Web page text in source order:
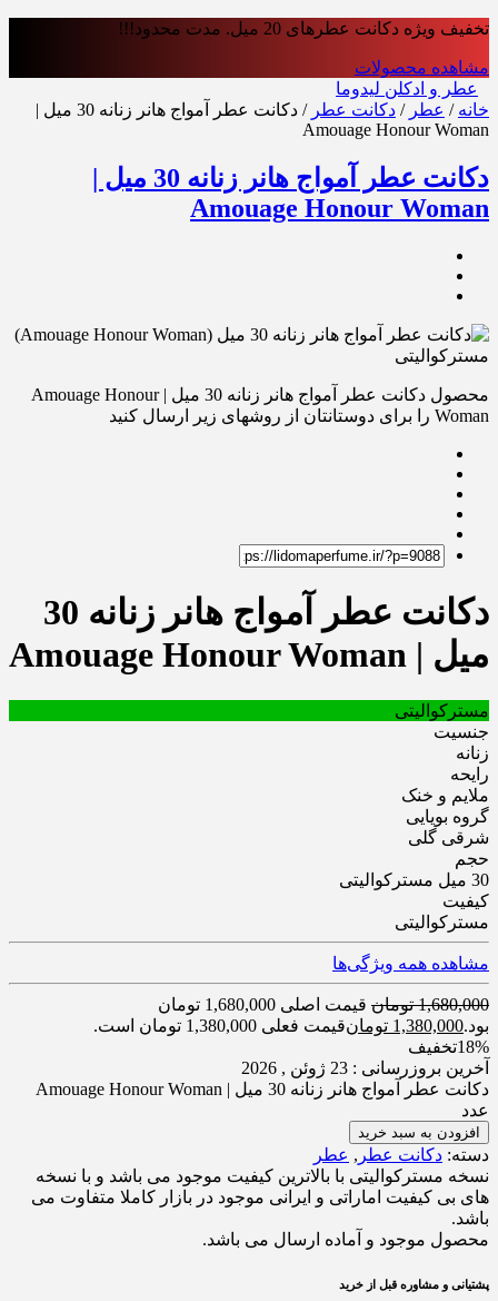
تخفیف ویژه دکانت عطرهای 20 میل. مدت محدود!!!
مشاهده محصولات
عطر و ادکلن لیدوما
خانه / عطر / دکانت عطر
/ دکانت عطر آمواج هانر زنانه 30 میل |
Amouage Honour Woman
دکانت عطر آمواج هانر زنانه 30 میل |
Amouage Honour Woman
محصول دکانت عطر آمواج هانر زنانه 30 میل | Amouage Honour
Woman را برای دوستانتان از روشهای زیر ارسال کنید
دکانت عطر آمواج هانر زنانه 30
میل | Amouage Honour Woman
مسترکوالیتی
جنسیت
زنانه
رایحه
ملایم و خنک
گروه بویایی
شرقی گلی
حجم
30 میل مسترکوالیتی
کیفیت
مسترکوالیتی
مشاهده همه ویژگی‌ها
1,680,000 تومان
قیمت اصلی 1,680,000 تومان
بود.1,380,000 تومانقیمت فعلی 1,380,000 تومان است.
18%تخفیف
آخرین بروزرسانی : 23 ژوئن , 2026
دکانت عطر آمواج هانر زنانه 30 میل | Amouage Honour Woman
عدد
افزودن به سبد خرید
دسته: دکانت عطر , عطر
نسخه مسترکوالیتی با بالاترین کیفیت موجود می باشد و با نسخه
های بی کیفیت اماراتی و ایرانی موجود در بازار کاملا متفاوت می
باشد.
محصول موجود و آماده ارسال می باشد.
پشتیانی و مشاوره قبل از خرید